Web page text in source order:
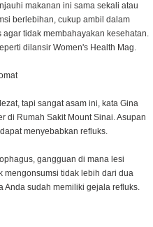
makanan ini sama sekali atau
berlebihan, cukup ambil dalam
agar tidak membahayakan kesehatan.
dilansir Women's Health Mag.
tapi sangat asam ini, kata Gina
di Rumah Sakit Mount Sinai. Asupan
menyebabkan refluks.
gangguan di mana lesi
mengonsumsi tidak lebih dari dua
Anda sudah memiliki gejala refluks.